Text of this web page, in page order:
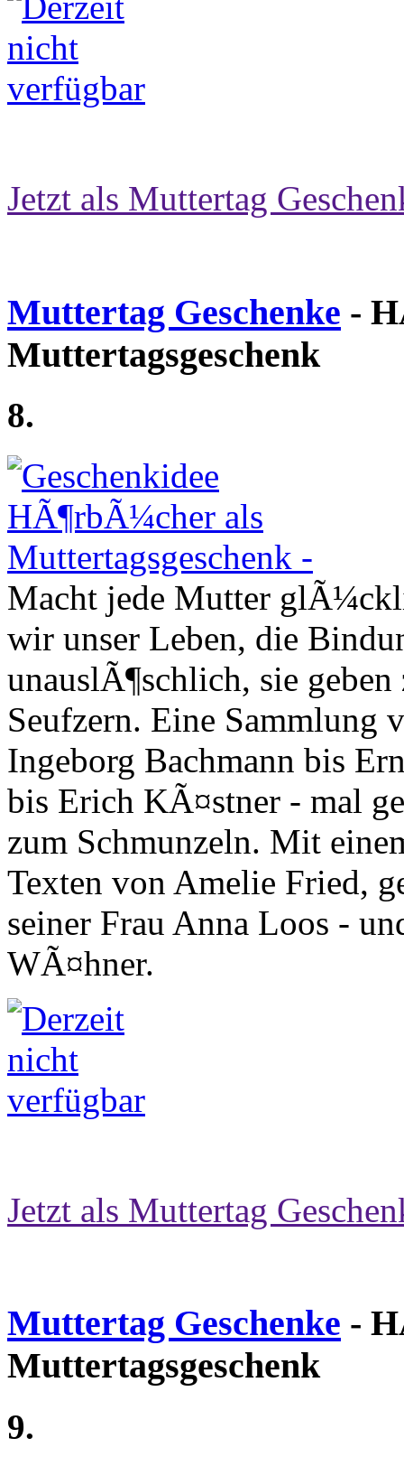
Jetzt als Muttertag
Muttertag Geschenke -
Muttertagsgeschenk
8.
Macht jede Mutter
wir unser Leben, die
unauslÃ¶schlich, sie
Seufzern. Eine Sammlung
Ingeborg Bachmann bis
bis Erich KÃ¤stner - mal
zum Schmunzeln. Mit
Texten von Amelie Fried,
seiner Frau Anna Loos -
WÃ¤hner.
Jetzt als Muttertag
Muttertag Geschenke -
Muttertagsgeschenk
9.